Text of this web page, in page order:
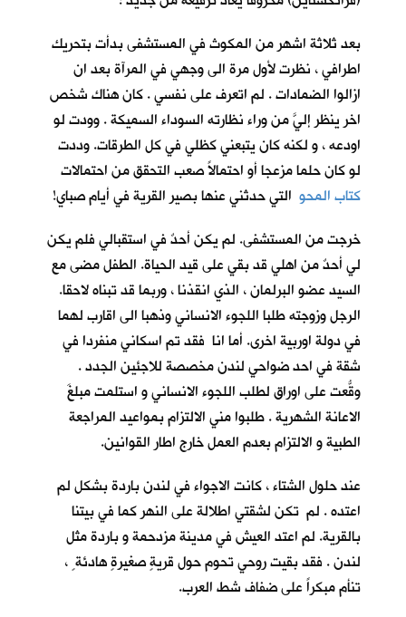
بعد ثلاثة اشهر من المكوث في المستشفى بدأت بتحريك
اطرافي ، نظرت لأول مرة الى وجهي في المرآة بعد ان
ازالوا الضمادات . لم اتعرف على نفسي . كان هناك شخص
اخر ينظر إليَّ من وراء نظارته السوداء السميكة . وودت لو
اودعه ، و لكنه كان يتبعني كظلي في كل الطرقات. وددت
لو كان حلما مزعجا أو احتمالاً صعب التحقق من احتمالات
كتاب المحو التي حدثني عنها بصير القرية في أيام صباي!
خرجت من المستشفى. لم يكن أحدٌ في استقبالي فلم يكن
لي أحدٌ من اهلي قد بقي على قيد الحياة. الطفل مضى مع
السيد عضو البرلمان ، الذي انقذنا ، وربما قد تبناه لاحقا.
الرجل وزوجته طلبا اللجوء الانساني وذهبا الى اقارب لهما
في دولة اوربية اخرى. أما انا فقد تم اسكاني منفردا في
شقة في احد ضواحي لندن مخصصة للاجئين الجدد .
وقّعتُ على اوراق لطلب اللجوء الانساني و استلمت مبلغَ
الاعانة الشهرية . طلبوا مني الالتزام بمواعيد المراجعة
الطبية و الالتزام بعدم العمل خارج اطار القوانين.
عند حلول الشتاء ، كانت الاجواء في لندن باردة بشكل لم
اعتده . لم تكن لشقتي اطلالة على النهر كما في بيتنا
بالقرية. لم اعتد العيش في مدينة مزدحمة و باردة مثل
لندن . فقد بقيت روحي تحوم حول قريةٍ صغيرةٍ هادئة ٍ ،
تنأم مبكراً على ضفاف شط العرب.